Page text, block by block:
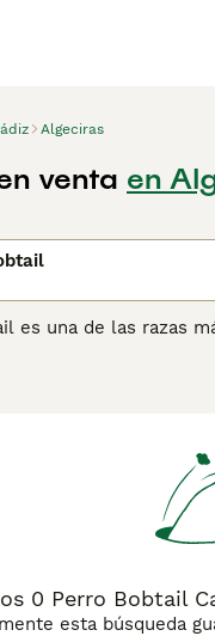
Algeciras
venta en
es una de las razas
0 Perro Bobtail
esta búsqueda